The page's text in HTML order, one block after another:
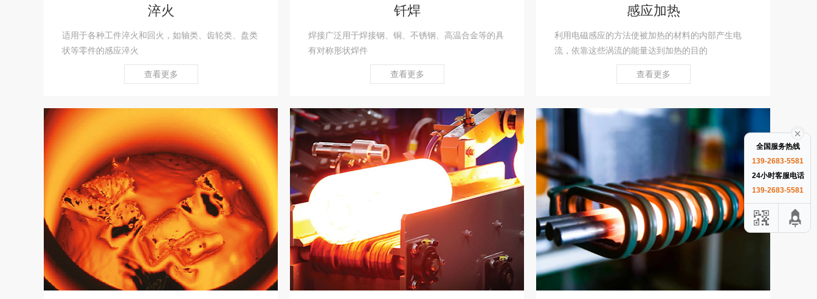
淬火
适用于各种工件淬火和回火，如轴类、齿轮类、盘类
状等零件的感应淬火
查看更多
钎焊
焊接广泛用于焊接钢、铜、不锈钢、高温合金等的具
有对称形状焊件
查看更多
感应加热
利用电磁感应的方法使被加热的材料的内部产生电
流，依靠这些涡流的能量达到加热的目的
查看更多
全国服务热线
139-2683-5581
24小时客服电话
139-2683-5581